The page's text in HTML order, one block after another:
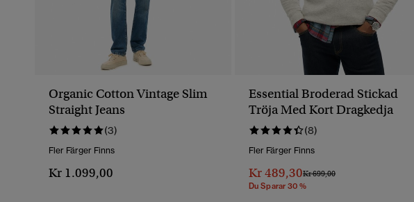
Organic Cotton Vintage Slim
Straight Jeans
(3)
Fler Färger Finns
Kr 1.099,00
Essential Broderad Stickad
Tröja Med Kort Dragkedja
(8)
Fler Färger Finns
Kr 489,30Pris Reducerat Från
Kr 699,00Till
Du Sparar 30 %